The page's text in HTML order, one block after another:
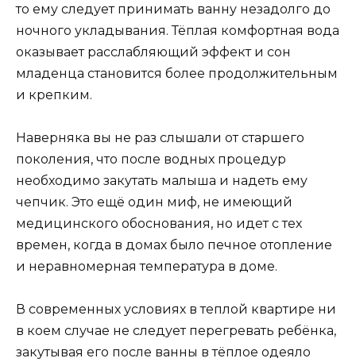
то ему следует принимать ванну незадолго до
ночного укладывания. Тёплая комфортная вода
оказывает расслабляющий эффект и сон
младенца становится более продолжительным
и крепким.
Наверняка вы не раз слышали от старшего
поколения, что после водных процедур
необходимо закутать малыша и надеть ему
чепчик. Это ещё один миф, не имеющий
медицинского обоснования, но идет с тех
времен, когда в домах было печное отопление
и неравномерная температура в доме.
В современных условиях в теплой квартире ни
в коем случае не следует перегревать ребёнка,
закутывая его после ванны в тёплое одеяло